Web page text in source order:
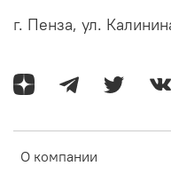
О компании
г. Пенза, ул.